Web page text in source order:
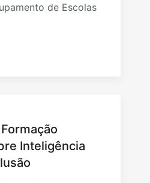
de Escolas
Inteligência